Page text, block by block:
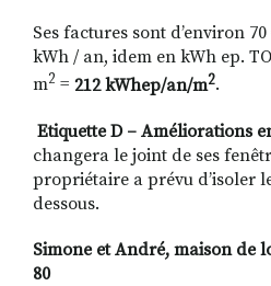
Ses factures sont d’environ
kWh / an, idem en kWh ep.
m2 = 212 kWhep/an/m2.
Etiquette D – Améliorations
changera le joint de ses
propriétaire a prévu d’isoler
dessous.
Simone et André, maison de
80